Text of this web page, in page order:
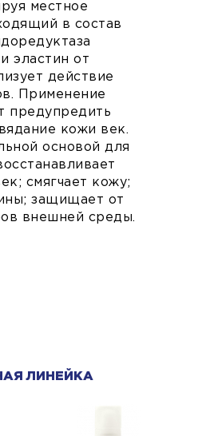
местное
в состав
эластин от
действие
Применение
предупредить
кожи век.
основой для
смягчает кожу;
защищает от
внешней среды.
ЛИНЕЙКА